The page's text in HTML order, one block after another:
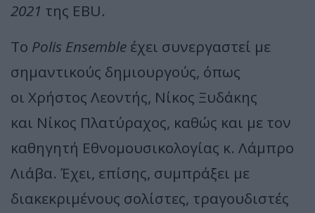
2021 της EBU.
Το Polis Ensemble έχει συνεργαστεί με
σημαντικούς δημιουργούς, όπως
οι Χρήστος Λεοντής, Νίκος Ξυδάκης
και Νίκος Πλατύραχος, καθώς και με τον
καθηγητή Εθνομουσικολογίας κ. Λάμπρο
Λιάβα. Έχει, επίσης, συμπράξει με
διακεκριμένους σολίστες, τραγουδιστές